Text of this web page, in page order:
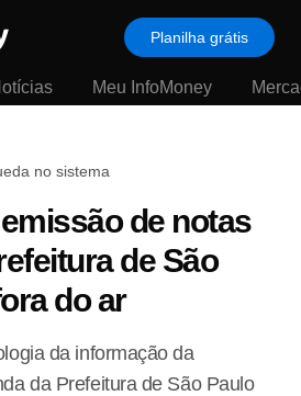
Planilha grátis
Meu InfoMoney
no sistema
de notas
de São
do ar
da informação da
da Prefeitura de São Paulo